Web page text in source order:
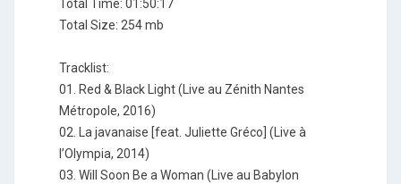
Total Time: 01:50:17
Total Size: 254 mb
Tracklist:
01. Red & Black Light (Live au Zénith Nantes
Métropole, 2016)
02. La javanaise [feat. Juliette Gréco] (Live à
l’Olympia, 2014)
03. Will Soon Be a Woman (Live au Babylon